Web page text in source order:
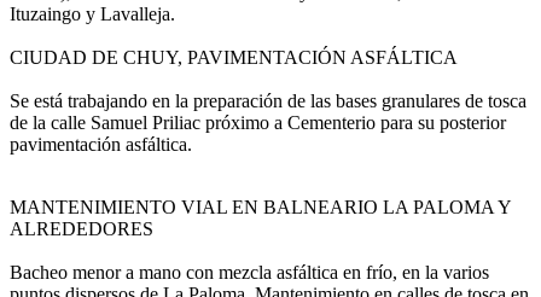
Ituzaingo y Lavalleja.
CIUDAD DE CHUY, PAVIMENTACIÓN ASFÁLTICA
Se está trabajando en la preparación de las bases granulares de tosca
de la calle Samuel Priliac próximo a Cementerio para su posterior
pavimentación asfáltica.
MANTENIMIENTO VIAL EN BALNEARIO LA PALOMA Y
ALREDEDORES
Bacheo menor a mano con mezcla asfáltica en frío, en la varios